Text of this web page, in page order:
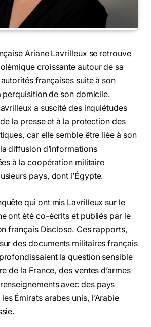
Ariane Lavrilleux se retrouve
croissante autour de sa
françaises suite à son
perquisition de son domicile.
a suscité des inquiétudes
la presse et à la protection des
car elle semble être liée à son
diffusion d’informations
à la coopération militaire
pays, dont l’Égypte.
qui ont mis Lavrilleux sur le
ont été co-écrits et publiés par le
français Disclose. Ces rapports,
des documents militaires français
la question sensible
de la France, des ventes d’armes
avec des pays
Émirats arabes unis, l’Arabie